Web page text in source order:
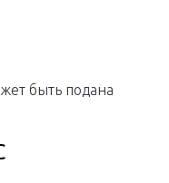
быть подана